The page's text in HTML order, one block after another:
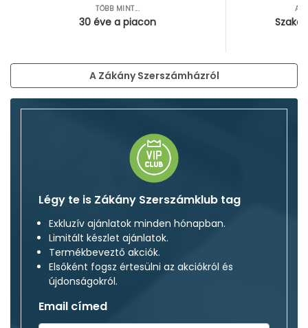
TÖBB MINT...
30 éve a piacon
A Zákány Szerszámházról
Légy te is Zákány Szerszámklub tag
Exkluzív ajánlatok minden hónapban.
Limitált készlet ajánlatok.
Termékbeveztő akciók.
Elsőként fogsz értesülni az akciókról és
újdonságokról.
Email címed